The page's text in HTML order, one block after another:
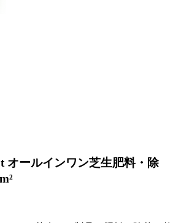
オールインワン芝生肥料・除